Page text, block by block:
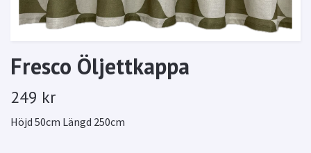
Fresco Öljettkappa
249 kr
Höjd 50cm Längd 250cm